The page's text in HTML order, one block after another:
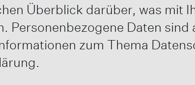
Überblick darüber, was mit
Personenbezogene Daten
zum Thema